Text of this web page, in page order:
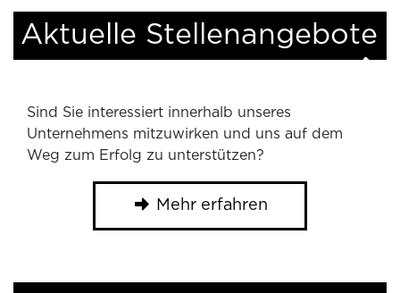
Aktuelle Stellenangebote
Sind Sie interessiert innerhalb unseres
Unternehmens mitzuwirken und uns auf dem
Weg zum Erfolg zu unterstützen?
Mehr erfahren